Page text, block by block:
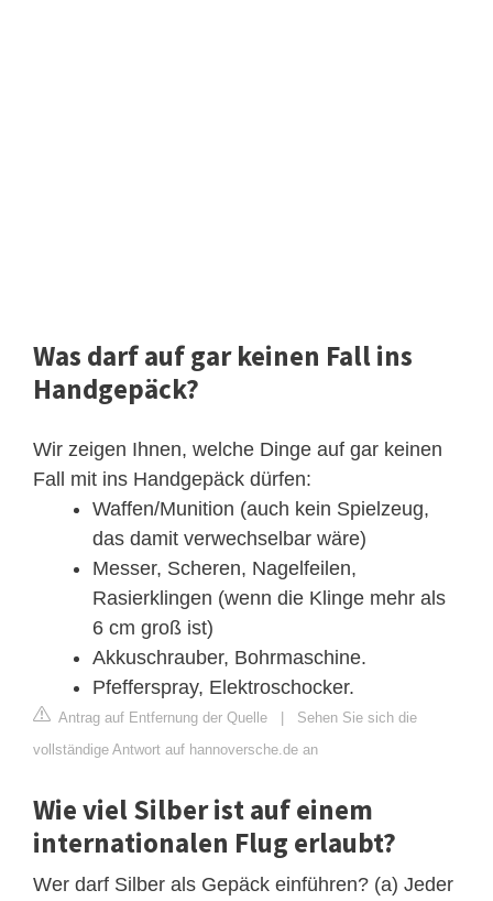
Was darf auf gar keinen Fall ins
Handgepäck?
Wir zeigen Ihnen, welche Dinge auf gar keinen
Fall mit ins Handgepäck dürfen:
Waffen/Munition (auch kein Spielzeug,
das damit verwechselbar wäre)
Messer, Scheren, Nagelfeilen,
Rasierklingen (wenn die Klinge mehr als
6 cm groß ist)
Akkuschrauber, Bohrmaschine.
Pfefferspray, Elektroschocker.
Antrag auf Entfernung der Quelle | Sehen Sie sich die
vollständige Antwort auf hannoversche.de an
Wie viel Silber ist auf einem
internationalen Flug erlaubt?
Wer darf Silber als Gepäck einführen? (a) Jeder